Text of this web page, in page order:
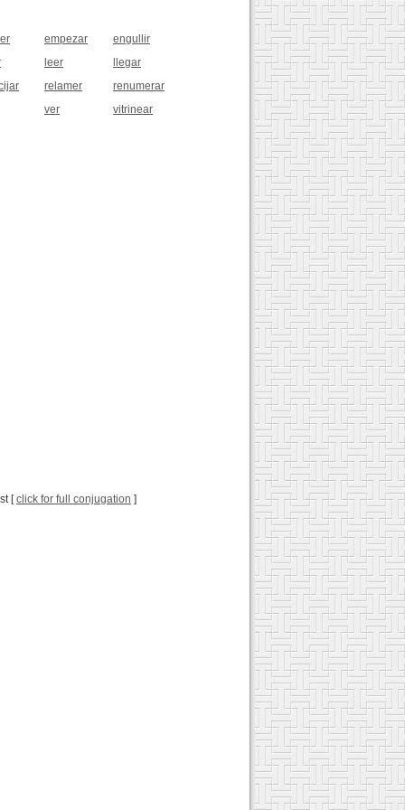
empezar
engullir
leer
llegar
relamer
renumerar
ver
vitrinear
[click for full conjugation ]